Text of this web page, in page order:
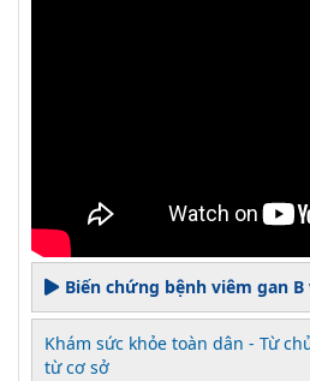
Biến chứng bệnh viêm gan
Khám sức khỏe toàn dân - Từ
từ cơ sở